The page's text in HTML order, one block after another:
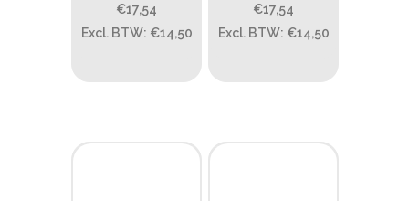
Beam afstand (m)
1 265
€17,54
Excl. BTW: €14,50
€17,54
Excl. BTW: €14,50